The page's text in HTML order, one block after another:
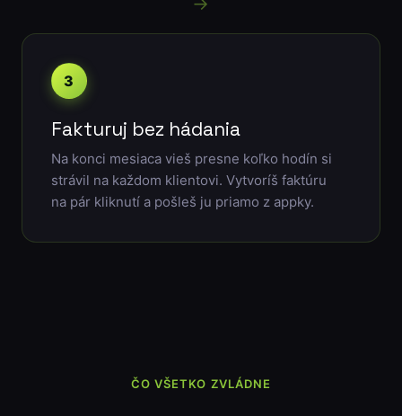
3
Fakturuj bez hádania
Na konci mesiaca vieš presne koľko hodín si
strávil na každom klientovi. Vytvoríš faktúru
na pár kliknutí a pošleš ju priamo z appky.
ČO VŠETKO ZVLÁDNE